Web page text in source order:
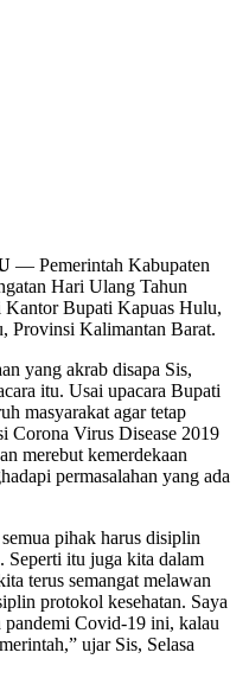
— Pemerintah Kabupaten
Hari Ulang Tahun
Bupati Kapuas Hulu,
Provinsi Kalimantan Barat.
yang akrab disapa Sis,
itu. Usai upacara Bupati
masyarakat agar tetap
Corona Virus Disease 2019
merebut kemerdekaan
permasalahan yang ada
pihak harus disiplin
Seperti itu juga kita dalam
terus semangat melawan
protokol kesehatan. Saya
Covid-19 ini, kalau
ujar Sis, Selasa